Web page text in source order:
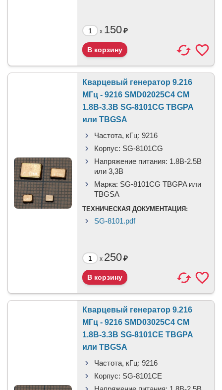
x 150₽
Кварцевый генератор 9.216
МГц - 9216 SMD02025C4 CM
1.8В-3.3В SG-8101CG TBGPA
или TBGSA
Частота, кГц: 9216
Корпус: SG-8101CG
Напряжение питания: 1.8В-2.5B
или 3,3B
Марка: SG-8101CG TBGPA или
TBGSA
ТЕХНИЧЕСКАЯ ДОКУМЕНТАЦИЯ:
SG-8101.pdf
x 250₽
Кварцевый генератор 9.216
МГц - 9216 SMD03025C4 CM
1.8В-3.3В SG-8101CE TBGPA
или TBGSA
Частота, кГц: 9216
Корпус: SG-8101CE